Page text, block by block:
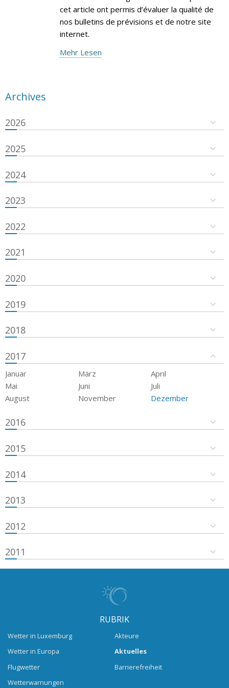
cet article ont permis d’évaluer la qualité de
nos bulletins de prévisions et de notre site
internet.
Mehr Lesen
Archives
2026
2025
2024
2023
2022
2021
2020
2019
2018
2017
Januar März
April
Mai
Juni
Juli
August
November Dezember
2016
2015
2014
2013
2012
2011
RUBRIK
Wetter in Luxemburg
Wetter in Europa
Flugwetter
Wetterwarnungen
Akteure
Aktuelles
Barrierefreiheit